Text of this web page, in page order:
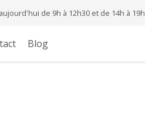
de 9h à 12h30 et de 14h à 19h
Blog